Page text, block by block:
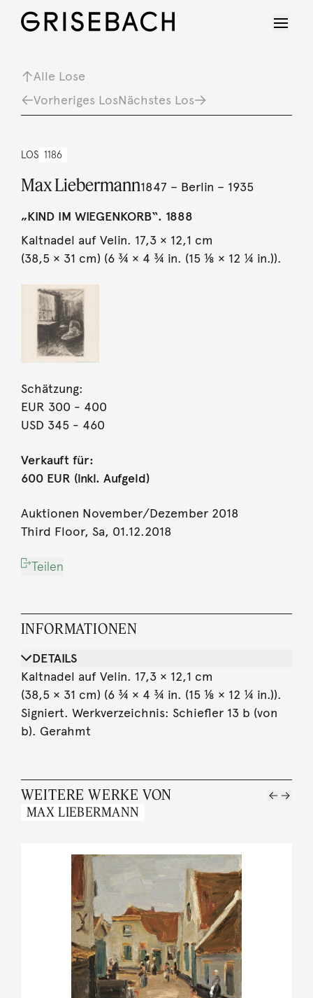
Alle Lose
Vorheriges LosNächstes Los
LOS 1186
Max Liebermann1847 – Berlin – 1935
„KIND IM WIEGENKORB“. 1888
Kaltnadel auf Velin. 17,3 × 12,1 cm
(38,5 × 31 cm) (6 ¾ × 4 ¾ in. (15 ⅛ × 12 ¼ in.)).
Schätzung:
EUR 300 - 400
USD 345 - 460
Verkauft für:
600 EUR (inkl. Aufgeld)
Auktionen November/Dezember 2018
Third Floor, Sa, 01.12.2018
Teilen
INFORMATIONEN
DETAILS
Kaltnadel auf Velin. 17,3 × 12,1 cm
(38,5 × 31 cm) (6 ¾ × 4 ¾ in. (15 ⅛ × 12 ¼ in.)).
Signiert. Werkverzeichnis: Schiefler 13 b (von
b). Gerahmt
WEITERE WERKE VON
MAX LIEBERMANN